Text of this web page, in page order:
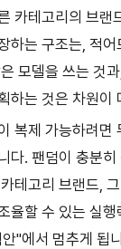
카테고리의 브랜
하는 구조는, 적
모델을 쓰는 것
하는 것은 차원이
복제 가능하려면
다. 팬덤이 충분
테고리 브랜드,
율할 수 있는 실
"에서 멈추게 됩